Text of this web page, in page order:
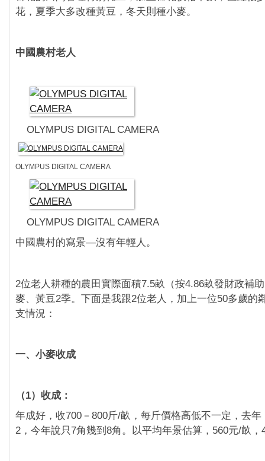
花，夏季大多改種黃豆，冬天則種小麥。
中國農村老人
OLYMPUS DIGITAL CAMERA
OLYMPUS DIGITAL CAMERA
OLYMPUS DIGITAL CAMERA
中國農村的寫景—沒有年輕人。
2位老人耕種的農田實際面積7.5畝（按4.86畝發財政補
麥、黃豆2季。下面是我跟2位老人，加上一位50多歲的
支情況：
一、小麥收成
（1）收成：
年成好，收700－800斤/畝，每斤價格高低不一定，去年
2，今年說只7角幾到8角。以平均年景估算，560元/畝，